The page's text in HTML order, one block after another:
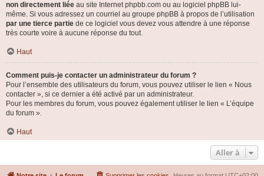
non directement liée au site Internet phpbb.com ou au logiciel phpBB lui-
même. Si vous adressez un courriel au groupe phpBB à propos de l’utilisation
par une tierce partie de ce logiciel vous devez vous attendre à une réponse
très courte voire à aucune réponse du tout.
Haut
Comment puis-je contacter un administrateur du forum ?
Pour l’ensemble des utilisateurs du forum, vous pouvez utiliser le lien « Nous
contacter », si ce dernier a été activé par un administrateur.
Pour les membres du forum, vous pouvez également utiliser le lien « L’équipe
du forum ».
Haut
Aller à